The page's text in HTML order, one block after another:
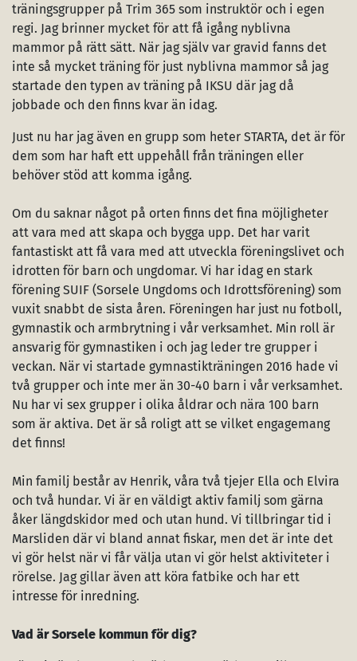
träningsgrupper på Trim 365 som instruktör och i egen
regi. Jag brinner mycket för att få igång nyblivna
mammor på rätt sätt. När jag själv var gravid fanns det
inte så mycket träning för just nyblivna mammor så jag
startade den typen av träning på IKSU där jag då
jobbade och den finns kvar än idag.
Just nu har jag även en grupp som heter STARTA, det är för
dem som har haft ett uppehåll från träningen eller
behöver stöd att komma igång.
Om du saknar något på orten finns det fina möjligheter
att vara med att skapa och bygga upp. Det har varit
fantastiskt att få vara med att utveckla föreningslivet och
idrotten för barn och ungdomar. Vi har idag en stark
förening SUIF (Sorsele Ungdoms och Idrottsförening) som
vuxit snabbt de sista åren. Föreningen har just nu fotboll,
gymnastik och armbrytning i vår verksamhet. Min roll är
ansvarig för gymnastiken i och jag leder tre grupper i
veckan. När vi startade gymnastikträningen 2016 hade vi
två grupper och inte mer än 30-40 barn i vår verksamhet.
Nu har vi sex grupper i olika åldrar och nära 100 barn
som är aktiva. Det är så roligt att se vilket engagemang
det finns!
Min familj består av Henrik, våra två tjejer Ella och Elvira
och två hundar. Vi är en väldigt aktiv familj som gärna
åker längdskidor med och utan hund. Vi tillbringar tid i
Marsliden där vi bland annat fiskar, men det är inte det
vi gör helst när vi får välja utan vi gör helst aktiviteter i
rörelse. Jag gillar även att köra fatbike och har ett
intresse för inredning.
Vad är Sorsele kommun för dig?